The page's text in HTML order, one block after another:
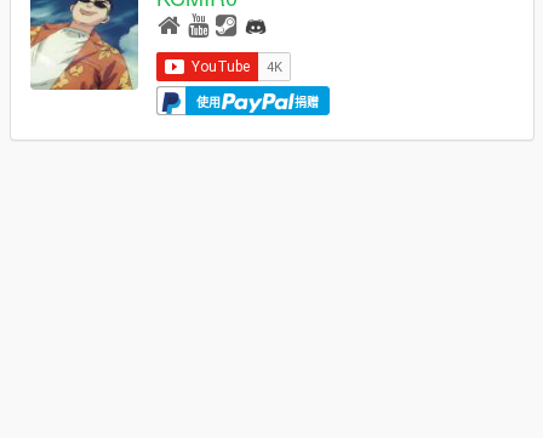
使用 捐赠